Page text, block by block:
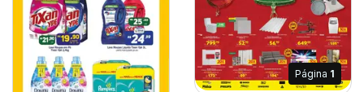
Página 1